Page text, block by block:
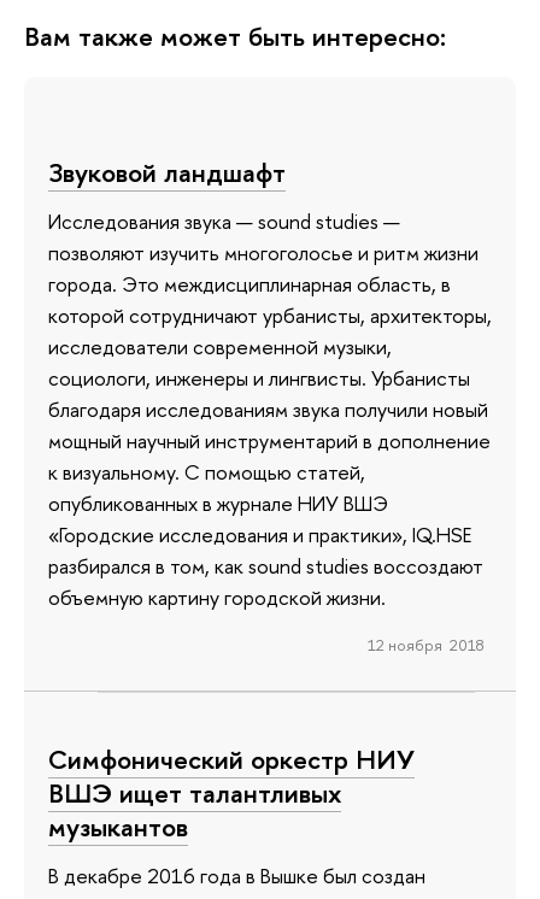
Вам также может быть интересно:
Звуковой ландшафт
Исследования звука — sound studies —
позволяют изучить многоголосье и ритм жизни
города. Это междисциплинарная область, в
которой сотрудничают урбанисты, архитекторы,
исследователи современной музыки,
социологи, инженеры и лингвисты. Урбанисты
благодаря исследованиям звука получили новый
мощный научный инструментарий в дополнение
к визуальному. С помощью статей,
опубликованных в журнале НИУ ВШЭ
«Городские исследования и практики», IQ.HSE
разбирался в том, как sound studies воссоздают
объемную картину городской жизни.
12 ноября 2018
Симфонический оркестр НИУ
ВШЭ ищет талантливых
музыкантов
В декабре 2016 года в Вышке был создан